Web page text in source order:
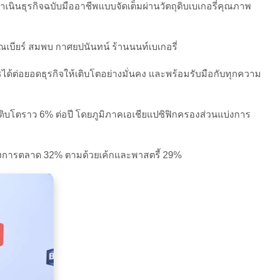
เนินธุรกิจฉบับมืออาชีพแบบจัดเต็มผ่านวัตถุดิบเบเกอรี่คุณภาพ
เบียร์ สมพบ กาศยปนันทน์ ร้านนนท์เบเกอรี่
ด้ต่อยอดธุรกิจให้เติบโตอย่างมั่นคง และพร้อมรับมือกับทุกความ
โตราว 6% ต่อปี โดยภูมิภาคเอเชียแปซิฟิกครองส่วนแบ่งการ
รตลาด 32% ตามด้วยเค้กและพาสตรี้ 29%